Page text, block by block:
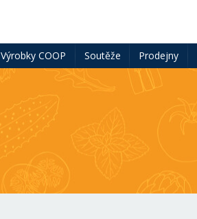
Výrobky COOP Soutěže Prodejny